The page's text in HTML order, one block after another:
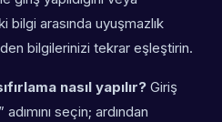
bilgi arasında uyuşmazlık
bilgilerinizi tekrar eşleştirin.
nasıl yapılır? Giriş
seçin; ardından